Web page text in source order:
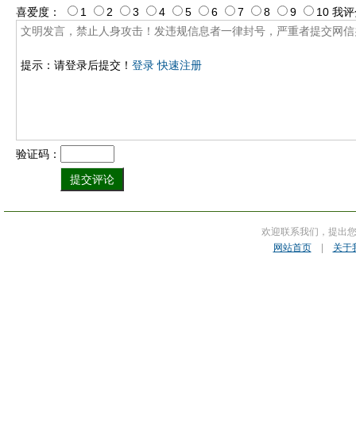
提示：请登录后提交！ 登录 快速注册
喜爱度： 1 2 3 4 5 6 7 8 9 10 我评
验证码：
欢迎联系我们，提出
网站首页| 关于